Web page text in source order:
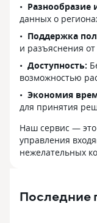
данных о
Поддержка
и разъяснения
Доступность:
возможностью
Экономия
для принятия
Наш сервис —
управления
нежелательных
Последние